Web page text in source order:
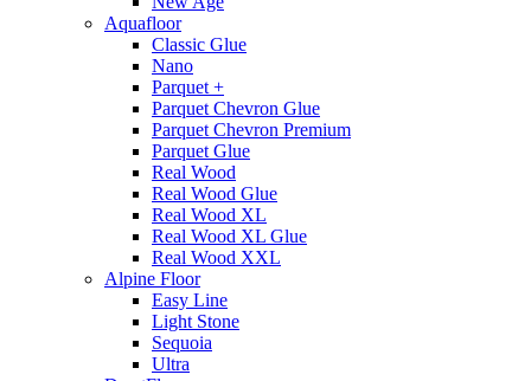
Aquafloor
Classic Glue
Nano
Parquet +
Parquet Chevron Glue
Parquet Chevron Premium
Parquet Glue
Real Wood
Real Wood Glue
Real Wood XL
Real Wood XL Glue
Real Wood XXL
Alpine Floor
Easy Line
Light Stone
Sequoia
Ultra